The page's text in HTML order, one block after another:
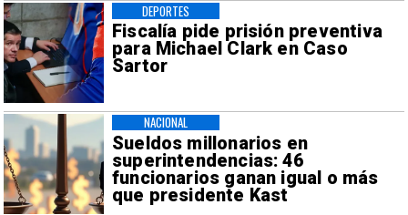
Fiscalía pide prisión preventiva
para Michael Clark en Caso
Sartor
DEPORTES
Sueldos millonarios en
superintendencias: 46
funcionarios ganan igual o más
que presidente Kast
NACIONAL